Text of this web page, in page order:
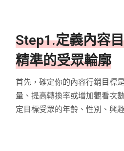
Step1.定義內容
精準的受眾輪廓
首先，確定你的內容行銷目標
量、提高轉換率或增加觀看次
定目標受眾的年齡、性別、興